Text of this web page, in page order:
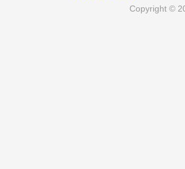
Copyright ©